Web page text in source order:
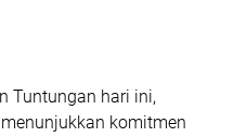
Tuntungan hari ini,
komitmen